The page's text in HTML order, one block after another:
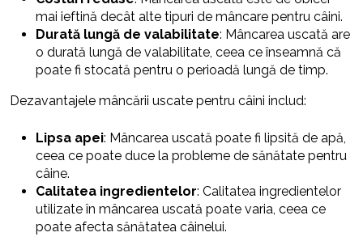
mai ieftină decât alte tipuri de mâncare pentru câini.
Durată lungă de valabilitate: Mâncarea uscată are
o durată lungă de valabilitate, ceea ce înseamnă că
poate fi stocată pentru o perioadă lungă de timp.
Dezavantajele mâncării uscate pentru câini includ:
Lipsa apei: Mâncarea uscată poate fi lipsită de apă,
ceea ce poate duce la probleme de sănătate pentru
câine.
Calitatea ingredientelor: Calitatea ingredientelor
utilizate în mâncarea uscată poate varia, ceea ce
poate afecta sănătatea câinelui.